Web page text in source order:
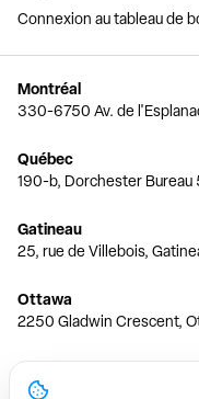
Connexion au tableau de
Montréal
330-6750 Av. de
Québec
190-b, Dorchester Bureau
Gatineau
25, rue de Villebois,
Ottawa
2250 Gladwin Crescent,
Toronto
150 Ferrand Dr, 6th Floor,